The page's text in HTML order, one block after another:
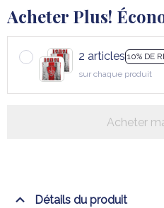
Acheter Plus!
2 articles 10% DE
sur chaque produit
Acheter
Détails du produit